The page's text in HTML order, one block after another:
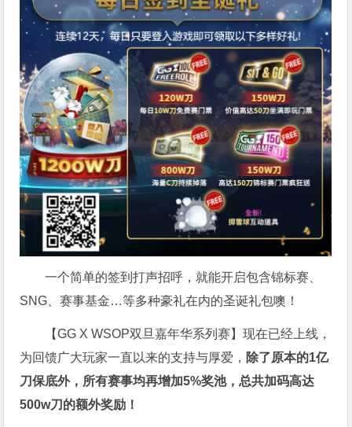
一个简单的签到打声招呼，就能开启包含锦标赛、
SNG、赛事基金…等多种豪礼在内的圣诞礼包噢！
【GG X WSOP双旦嘉年华系列赛】现在已经上线，
为回馈广大玩家一直以来的支持与厚爱， 除了原本的1亿
刀保底外，所有赛事均再增加5%奖池，总共加码高达
500w刀 的额外奖励！